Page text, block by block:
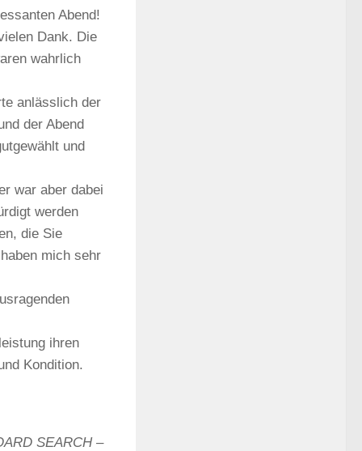
Abend!
Dank. Die
wahrlich
anlässlich der
der Abend
und
war aber dabei
werden
die Sie
mich sehr
ihren
Kondition.
SEARCH –